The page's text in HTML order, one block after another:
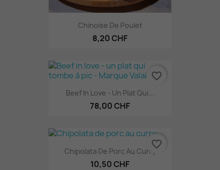
Chinoise De Poulet
8,20 CHF
Beef In Love - Un Plat Qui...
78,00 CHF
favorite_border
Chipolata De Porc Au Curry
10,50 CHF
favorite_border